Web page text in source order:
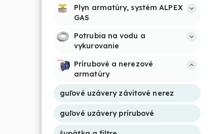
Plyn armatúry, systém ALPEX
GAS
Potrubia na vodu a
vykurovanie
Prírubové a nerezové
armatúry
guľové uzávery závitové nerez
guľové uzávery prírubové